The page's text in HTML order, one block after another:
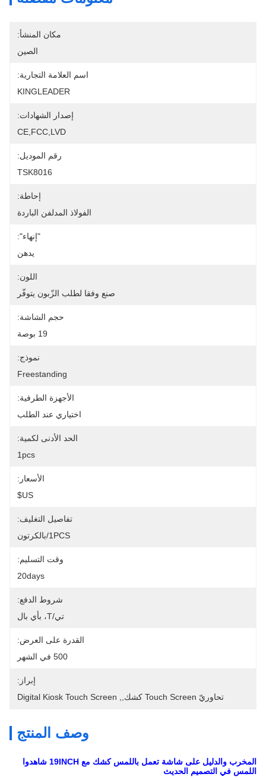
مكان المنشأ:
الصين
اسم العلامة التجارية:
KINGLEADER
إصدار الشهادات:
CE,FCC,LVD
رقم الموديل:
TSK8016
إحاطة:
الفولاذ المدلفن الباردة
"إنهاء":
يدهن
اللون:
صنع وفقا لطلب الزّبون يتوفّر
حجم الشاشة:
19 بوصة
نموذج:
Freestanding
الأجهزة الطرفية:
اختياري عند الطلب
الحد الأدنى لكمية:
1pcs
الأسعار:
US$
تفاصيل التغليف:
1PCS/بالكرتون
وقت التسليم:
20days
شروط الدفع:
تي/T، بأي بال
القدرة على العرض:
500 في الشهر
إبراز:
تحاوريّ Touch Screen كشك,
Digital Kiosk Touch Screen
وصف المنتج
المخرب والدليل على شاشة تعمل باللمس كشك مع 19INCH شاهدوا
اللمس في التصميم الحديث